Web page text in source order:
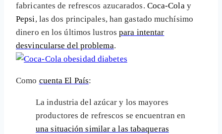
fabricantes de refrescos azucarados. Coca-Cola y
Pepsi , las dos principales, han gastado muchísimo
dinero en los últimos lustrospara intentar
desvincularse del problema.
Como cuenta El País:
La industria del azúcar y los mayores
productores de refrescos se encuentran en
una situación similar a las tabaqueras